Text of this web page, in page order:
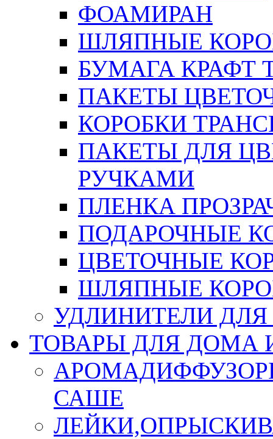
ФОАМИРАН
ШЛЯПНЫЕ
БУМАГА КРАФТ
ПАКЕТЫ
КОРОБКИ
ПАКЕТЫ ДЛЯ
РУЧКАМИ
ПЛЕНКА
ПОДАРОЧНЫЕ
ЦВЕТОЧНЫЕ
ШЛЯПНЫЕ
УДЛИНИТЕЛИ
ТОВАРЫ ДЛЯ ДОМА
САШЕ